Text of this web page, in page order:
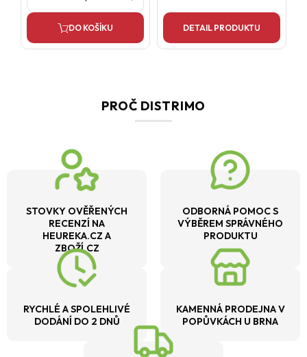
DO KOŠÍKU DETAIL PRODUKTU
PROČ DISTRIMO
STOVKY OVĚŘENÝCH
RECENZÍ NA
HEUREKA.CZ A
ZBOŽÍ.CZ
ODBORNÁ POMOC S
VÝBĚREM SPRÁVNÉHO
PRODUKTU
RYCHLÉ A SPOLEHLIVÉ
DODÁNÍ DO 2 DNŮ
KAMENNÁ PRODEJNA V
POPŮVKÁCH U BRNA